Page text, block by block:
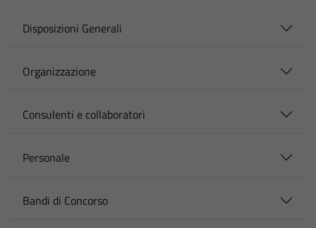
Disposizioni Generali
Organizzazione
Consulenti e collaboratori
Personale
Bandi di Concorso